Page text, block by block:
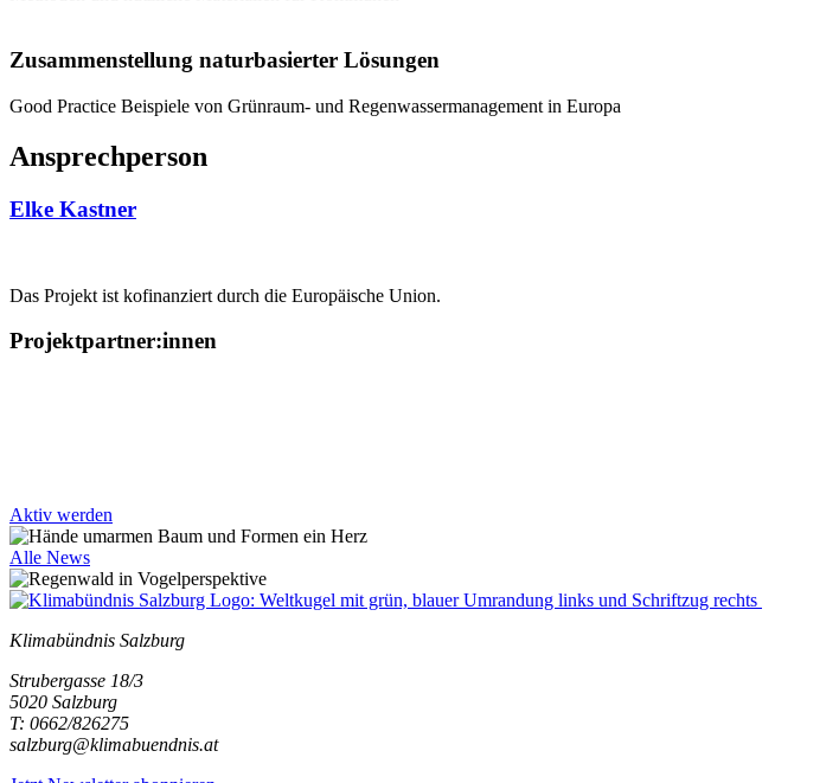
Zusammenstellung naturbasierter Lösungen
Good Practice Beispiele von Grünraum- und Regenwassermanagement in Europa
Ansprechperson
Elke Kastner
Das Projekt ist kofinanziert durch die Europäische Union.
Projektpartner:innen
Aktiv werden
Alle News
Klimabündnis Salzburg
Strubergasse 18/3
5020 Salzburg
T: 0662/826275
salzburg@klimabuendnis.at